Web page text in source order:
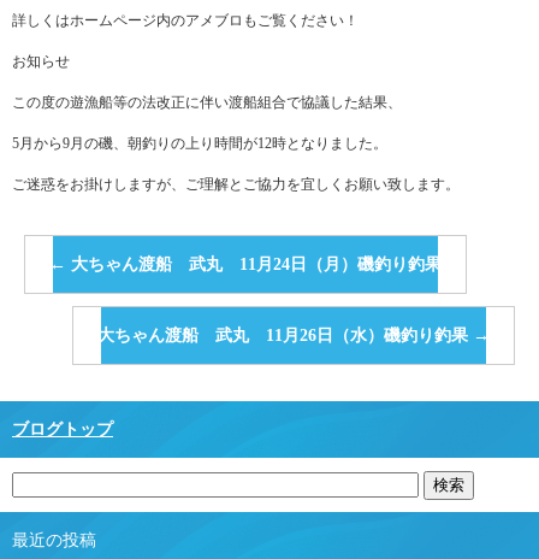
詳しくはホームページ内のアメブロもご覧ください！
お知らせ
この度の遊漁船等の法改正に伴い渡船組合で協議した結果、
5月から9月の磯、朝釣りの上り時間が12時となりました。
ご迷惑をお掛けしますが、ご理解とご協力を宜しくお願い致します。
← 大ちゃん渡船 武丸 11月24日（月）磯釣り釣果
大ちゃん渡船 武丸 11月26日（水）磯釣り釣果 →
ブログトップ
最近の投稿